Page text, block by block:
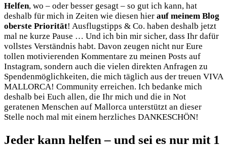
Helfen, wo – oder besser gesagt – so gut ich kann, hat
deshalb für mich in Zeiten wie diesen hier auf meinem Blog
oberste Priorität! Ausflugstipps & Co. haben deshalb jetzt
mal ne kurze Pause … Und ich bin mir sicher, dass Ihr dafür
vollstes Verständnis habt. Davon zeugen nicht nur Eure
tollen motivierenden Kommentare zu meinen Posts auf
Instagram, sondern auch die vielen direkten Anfragen zu
Spendenmöglichkeiten, die mich täglich aus der treuen VIVA
MALLORCA! Community erreichen. Ich bedanke mich
deshalb bei Euch allen, die Ihr mich und die in Not
geratenen Menschen auf Mallorca unterstützt an dieser
Stelle noch mal mit einem herzliches DANKESCHÖN!
Jeder kann helfen – und sei es nur mit 1